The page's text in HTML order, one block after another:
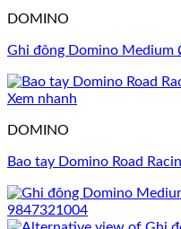
DOMINO
Ghi đông Domino
Xem nhanh
DOMINO
Bao tay Domino Road